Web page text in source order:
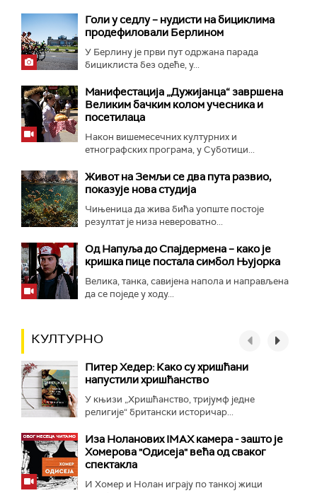
Голи у седлу – нудисти на бициклима
продефиловали Берлином
У Берлину је први пут одржана парада
бициклиста без одеће, у...
Манифестација „Дужијанца“ завршена
Великим бачким колом учесника и
посетилаца
Након вишемесечних културних и
етнографских програма, у Суботици...
Живот на Земљи се два пута развио,
показује нова студија
Чињеница да жива бића уопште постоје
резултат је низа невероватно...
Од Напуља до Спајдермена – како је
кришка пице постала симбол Њујорка
Велика, танка, савијена напола и направљена
да се поједе у ходу...
КУЛТУРНО
Питер Хедер: Како су хришћани
напустили хришћанство
У књизи „Хришћанство, тријумф једне
религије“ британски историчар...
Иза Ноланових IMAX камера - зашто је
Хомерова "Одисеја" већа од сваког
спектакла
И Хомер и Нолан играју по танкој жици